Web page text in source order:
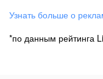
Узнать больше о
*по данным рейтинга